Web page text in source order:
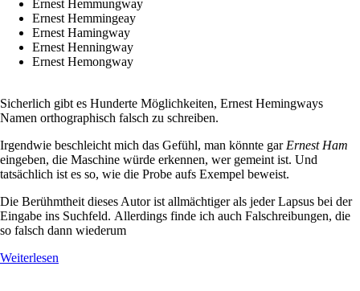
Ernest Hemmungway
Ernest Hemmingeay
Ernest Hamingway
Ernest Henningway
Ernest Hemongway
Sicherlich gibt es Hunderte Möglichkeiten, Ernest Hemingways
Namen orthographisch falsch zu schreiben.
Irgendwie beschleicht mich das Gefühl, man könnte gar Ernest Ham
eingeben, die Maschine würde erkennen, wer gemeint ist. Und
tatsächlich ist es so, wie die Probe aufs Exempel beweist.
Die Berühmtheit dieses Autor ist allmächtiger als jeder Lapsus bei der
Eingabe ins Suchfeld. Allerdings finde ich auch Falschreibungen, die
so falsch dann wiederum
Weiterlesen